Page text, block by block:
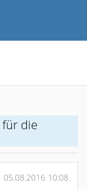
die
05.08.2016 10:08